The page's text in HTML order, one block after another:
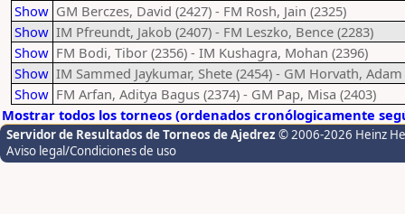
Show GM Berczes, David (2427) - FM Rosh, Jain (2325)
Show IM Pfreundt, Jakob (2407) - FM Leszko, Bence (2283)
Show FM Bodi, Tibor (2356) - IM Kushagra, Mohan (2396)
Show IM Sammed Jaykumar, Shete (2454) - GM Horvath, Adam
Show FM Arfan, Aditya Bagus (2374) - GM Pap, Misa (2403)
Mostrar todos los torneos (ordenados cronólogicamente
Servidor de Resultados de Torneos de Ajedrez © 2006-2026 Heinz
Aviso legal/Condiciones de uso